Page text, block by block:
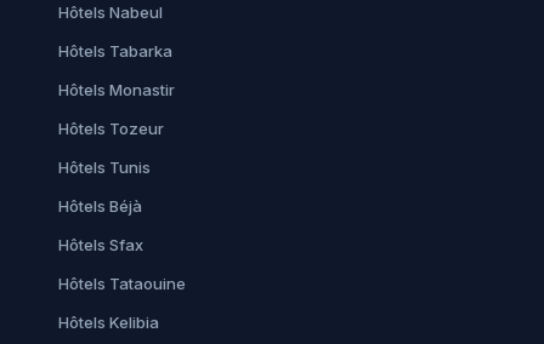
Hôtels Nabeul
Hôtels Tabarka
Hôtels Monastir
Hôtels Tozeur
Hôtels Tunis
Hôtels Béjà
Hôtels Sfax
Hôtels Tataouine
Hôtels Kelibia